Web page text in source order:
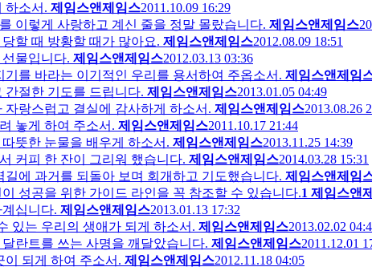
하소서. 제임스앤제임스2011.10.09 16:29
이렇게 사랑하고 계신 줄을 정말 몰랐습니다. 제임스앤제임스
할 때 방황할 때가 많아요. 제임스앤제임스2012.08.09 18:51
물입니다. 제임스앤제임스2012.03.13 03:36
기를 바라는 이기적인 우리를 용서하여 주옵소서. 제임스앤제임
간절한 기도를 드립니다. 제임스앤제임스2013.01.05 04:49
자랑스럽고 결실에 감사하게 하소서. 제임스앤제임스2013.08.26
놓게 하여 주소서. 제임스앤제임스2011.10.17 21:44
뜻한 눈물을 배우게 하소서. 제임스앤제임스2013.11.25 14:39
커피 한 잔이 그리워 했습니다. 제임스앤제임스2014.03.28 15:31
길에 과거를 되돌아 보며 회개하고 기도했습니다. 제임스앤제임
성공을 위한 가이드 라인을 꼭 참조할 수 있습니다.1 제임스앤
십니다. 제임스앤제임스2013.01.13 17:32
있는 우리의 생애가 되게 하소서. 제임스앤제임스2013.02.02
란트를 쓰는 사명을 깨달았습니다. 제임스앤제임스2011.12.01
이 되게 하여 주소서. 제임스앤제임스2012.11.18 04:05